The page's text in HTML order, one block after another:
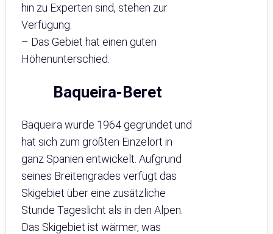
hin zu Experten sind, stehen zur
Verfügung.
– Das Gebiet hat einen guten
Höhenunterschied.
Baqueira-Beret
Baqueira wurde 1964 gegründet und
hat sich zum größten Einzelort in
ganz Spanien entwickelt. Aufgrund
seines Breitengrades verfügt das
Skigebiet über eine zusätzliche
Stunde Tageslicht als in den Alpen.
Das Skigebiet ist wärmer, was